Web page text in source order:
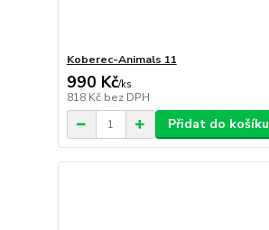
Koberec-Animals 11
990 Kč/ks
818 Kč bez DPH
Přidat do košíku